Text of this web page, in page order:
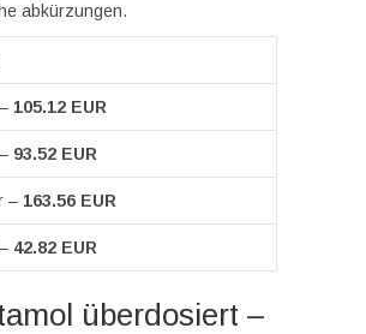
abkürzungen.
105.12 EUR
93.52 EUR
– 163.56 EUR
42.82 EUR
überdosiert –